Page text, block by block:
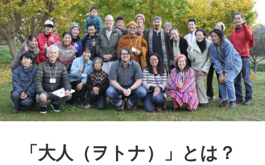
「大人（ヲトナ）」とは？